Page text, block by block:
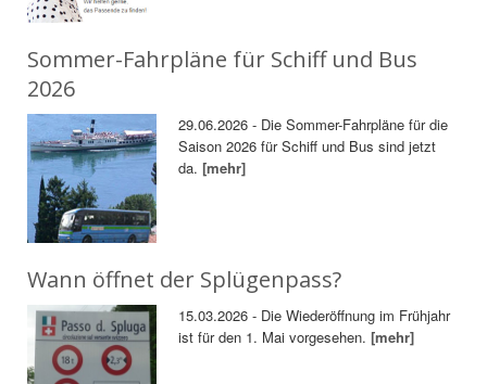
Sommer-Fahrpläne für Schiff und Bus
2026
29.06.2026 - Die Sommer-Fahrpläne für die
Saison 2026 für Schiff und Bus sind jetzt
da.[mehr]
Wann öffnet der Splügenpass?
15.03.2026 - Die Wiederöffnung im Frühjahr
ist für den 1. Mai vorgesehen.[mehr]